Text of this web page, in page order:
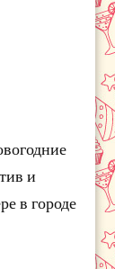
и
в городе